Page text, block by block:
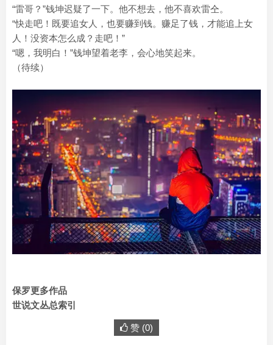
“雷哥？”钱坤迟疑了一下。他不想去，他不喜欢雷仝。
“快走吧！既要追女人，也要赚到钱。赚足了钱，才能追上女
人！没资本怎么成？走吧！”
“嗯，我明白！”钱坤望着老李，会心地笑起来。
（待续）
保罗更多作品
世说文丛总索引
赞 (0)